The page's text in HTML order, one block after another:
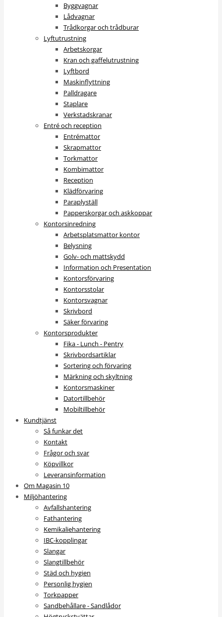
Byggvagnar
Lådvagnar
Trådkorgar och trådburar
Lyftutrustning
Arbetskorgar
Kran och gaffelutrustning
Lyftbord
Maskinflyttning
Palldragare
Staplare
Verkstadskranar
Entré och reception
Entrémattor
Skrapmattor
Torkmattor
Kombimattor
Reception
Klädförvaring
Paraplyställ
Papperskorgar och askkoppar
Kontorsinredning
Arbetsplatsmattor kontor
Belysning
Golv- och mattskydd
Information och Presentation
Kontorsförvaring
Kontorsstolar
Kontorsvagnar
Skrivbord
Säker förvaring
Kontorsprodukter
Fika - Lunch - Pentry
Skrivbordsartiklar
Sortering och förvaring
Märkning och skyltning
Kontorsmaskiner
Datortillbehör
Mobiltillbehör
Kundtjänst
Så funkar det
Kontakt
Frågor och svar
Köpvillkor
Leveransinformation
Om Magasin 10
Miljöhantering
Avfallshantering
Fathantering
Kemikaliehantering
IBC-kopplingar
Slangar
Slangtillbehör
Städ och hygien
Personlig hygien
Torkpapper
Sandbehållare - Sandlådor